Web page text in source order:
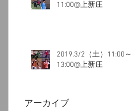
11:00@上新庄
2019.3/2（土）11:00～
13:00@上新庄
アーカイブ